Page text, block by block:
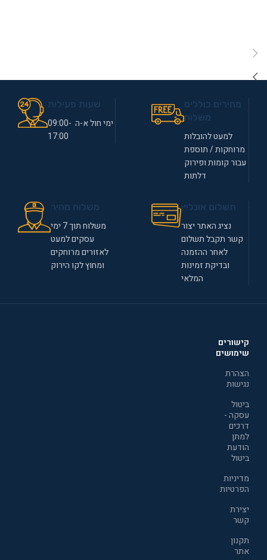
למעט להובלות
מרוחקות / תוספת
עבור קומות ופירוק
דלתות
ימי חול א-ה 09:00-
17:00
נציג האתר יצור
קשר תקבל תשלום
לאחר ההזמנה
ובדיקת זמינות
המלאי
משלוח תוך 7 ימי
עסקים למעט
לאזורים מרוחקים
ומחוץ לקו הירוק
קישורים
שימושים
הצהרת
נגישות
ביטול
עסקה -
דרכים
למתן
הודעת
ביטול
מדיניות
הפרטיות
יצירת
קשר
תקנון
אתר